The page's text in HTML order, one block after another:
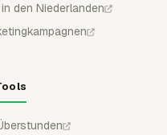
den Niederlanden